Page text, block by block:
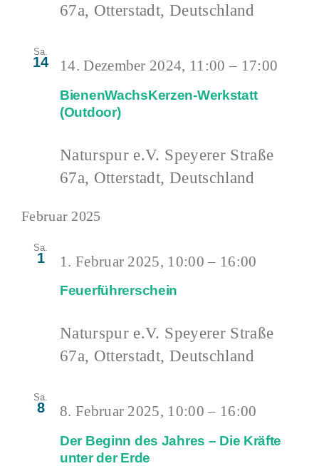
67a, Otterstadt, Deutschland
Sa.
14
BienenWachsKerzen-Werkstatt
(Outdoor)
14. Dezember 2024, 11:00 – 17:00
Naturspur e.V. Speyerer Straße
67a, Otterstadt, Deutschland
Februar 2025
Sa.
1
Feuerführerschein
1. Februar 2025, 10:00 – 16:00
Naturspur e.V. Speyerer Straße
67a, Otterstadt, Deutschland
Sa.
8
Der Beginn des Jahres – Die Kräfte
unter der Erde
8. Februar 2025, 10:00 – 16:00